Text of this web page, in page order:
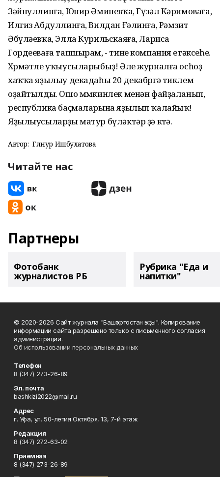
Зәйнуллинға, Юнир Әминевҡа, Гүзәл Кәримоваға,
Илгиз Абдуллинға, Вилдан Ғәлинға, Рәмзит
Әбүләевҡа, Элла Курильскаяға, Лариса
Гордееваға тапшырам, - тине компания етәксеһе.
Хөрмәтле уҡыусыларыбыҙ! Әле журналға осһоҙ
хаҡҡа яҙылыу декадаһы 20 декабргә тиклем
оҙайтылды. Ошо мөмкинлек менән файҙаланып,
республика баҫмаларына яҙылып ҡалайыҡ!
Яҙылыусыларҙы матур бүләктәр ҙә көтә.
Автор: Гөлнур Ишбулатова
Читайте нас
Партнеры
Фотобанк
журналистов РБ
Рубрика "Еда и
напитки"
© 2020-2026 Сайт журнала "Башҡортостан ҡыҙы". Копирование
информации сайта разрешено только с письменного согласия
администрации.
Об использовании персональных данных
Телефон
8 (347) 273-26-89
Эл. почта
bashkizi2022@mail.ru
Адрес
г. Уфа, ул. 50-летия Октября, 13, 7-й этаж
Редакция
8 (347) 272-63-02
Приемная
8 (347) 273-26-89